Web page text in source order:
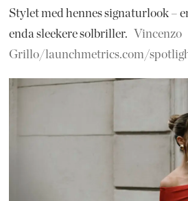
Stylet med hennes signaturlook –
enda sleekere solbriller.
Vincenzo
Grillo/launchmetrics.com/